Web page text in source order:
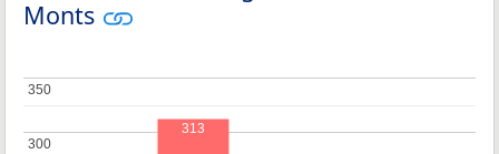
Monts
300
300
350
350
313